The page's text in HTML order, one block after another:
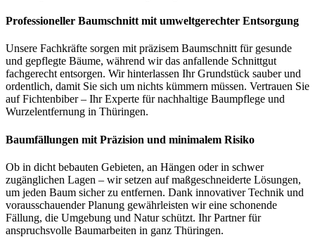
Professioneller Baumschnitt mit umweltgerechter Entsorgung
Unsere Fachkräfte sorgen mit präzisem Baumschnitt für gesunde
und gepflegte Bäume, während wir das anfallende Schnittgut
fachgerecht entsorgen. Wir hinterlassen Ihr Grundstück sauber und
ordentlich, damit Sie sich um nichts kümmern müssen. Vertrauen Sie
auf Fichtenbiber – Ihr Experte für nachhaltige Baumpflege und
Wurzelentfernung in Thüringen.
Baumfällungen mit Präzision und minimalem Risiko
Ob in dicht bebauten Gebieten, an Hängen oder in schwer
zugänglichen Lagen – wir setzen auf maßgeschneiderte Lösungen,
um jeden Baum sicher zu entfernen. Dank innovativer Technik und
vorausschauender Planung gewährleisten wir eine schonende
Fällung, die Umgebung und Natur schützt. Ihr Partner für
anspruchsvolle Baumarbeiten in ganz Thüringen.